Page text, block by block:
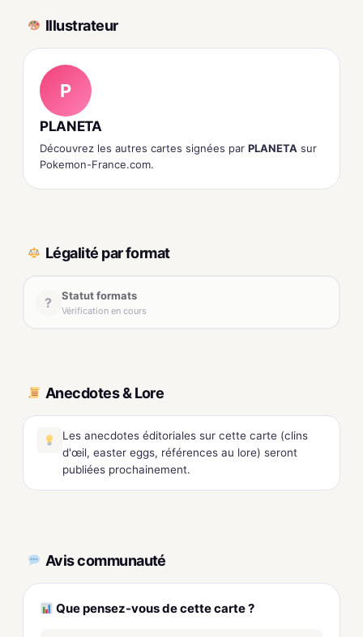
Illustrateur
P
PLANETA
Découvrez les autres cartes signées par PLANETA sur
Pokemon-France.com.
Légalité par format
? Statut formats
Vérification en cours
Anecdotes & Lore
Les anecdotes éditoriales sur cette carte (clins
d'œil, easter eggs, références au lore) seront
publiées prochainement.
Avis communauté
Que pensez-vous de cette carte ?